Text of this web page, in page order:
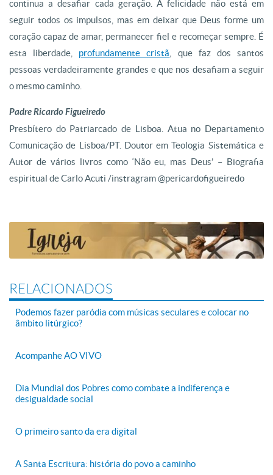
continua a desafiar cada geração. A felicidade não está em
seguir todos os impulsos, mas em deixar que Deus forme um
coração capaz de amar, permanecer fiel e recomeçar sempre. É
esta liberdade, profundamente cristã, que faz dos santos
pessoas verdadeiramente grandes e que nos desafiam a seguir
o mesmo caminho.
Padre Ricardo Figueiredo
Presbítero do Patriarcado de Lisboa. Atua no Departamento
Comunicação de Lisboa/PT. Doutor em Teologia Sistemática e
Autor de vários livros como ‘Não eu, mas Deus’ – Biografia
espiritual de Carlo Acuti /instragram @pericardofigueiredo
RELACIONADOS
Podemos fazer paródia com músicas seculares e colocar no
âmbito litúrgico?
Acompanhe AO VIVO
Dia Mundial dos Pobres como combate a indiferença e
desigualdade social
O primeiro santo da era digital
A Santa Escritura: história do povo a caminho